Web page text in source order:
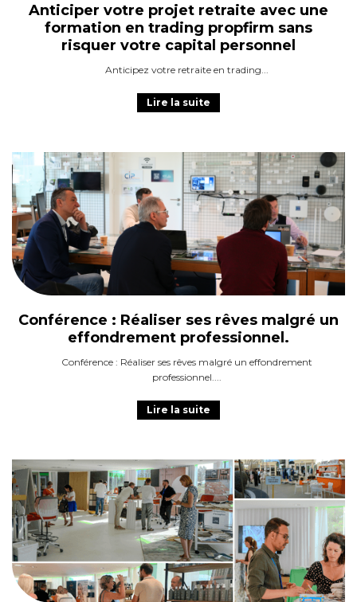
Anticiper votre projet retraite avec une
formation en trading propfirm sans
risquer votre capital personnel
Anticipez votre retraite en trading
Lire la suite
Conférence : Réaliser ses rêves malgré un
effondrement professionnel.
Conférence : Réaliser ses rêves malgré un effondrement
professionnel.
Lire la suite